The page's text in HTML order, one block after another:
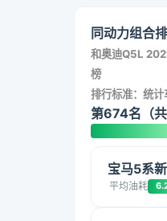
同动力组合
和奥迪Q5L
榜
排行标准：统计
第674名（共
宝马5系
平均油耗